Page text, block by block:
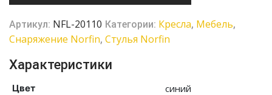
Артикул: NFL-20110 Категории: Кресла, Мебель,
Снаряжение Norfin, Стулья Norfin
Характеристики
Цвет синий